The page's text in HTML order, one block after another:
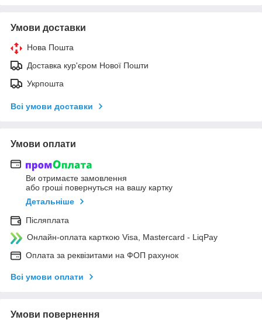
Умови доставки
Нова Пошта
Доставка кур'єром Нової Пошти
Укрпошта
Всі умови доставки
Умови оплати
Ви отримаєте замовлення
або гроші повернуться на вашу картку
Детальніше
Післяплата
Онлайн-оплата карткою Visa, Mastercard - LiqPay
Оплата за реквізитами на ФОП рахунок
Всі умови оплати
Умови повернення